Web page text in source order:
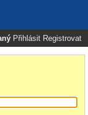
Přihlásit Registrovat